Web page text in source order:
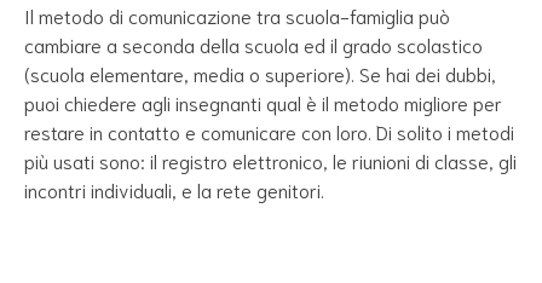
Il metodo di comunicazione tra scuola-famiglia può
cambiare a seconda della scuola ed il grado scolastico
(scuola elementare, media o superiore). Se hai dei dubbi,
puoi chiedere agli insegnanti qual è il metodo migliore per
restare in contatto e comunicare con loro. Di solito i metodi
più usati sono: il registro elettronico, le riunioni di classe, gli
incontri individuali, e la rete genitori.